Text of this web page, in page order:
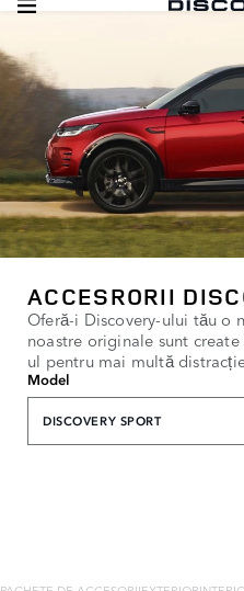
ACCESRORII
Oferă-i Discovery-ului tău o
noastre originale sunt
ul pentru mai multă
Model
DISCOVERY SPORT